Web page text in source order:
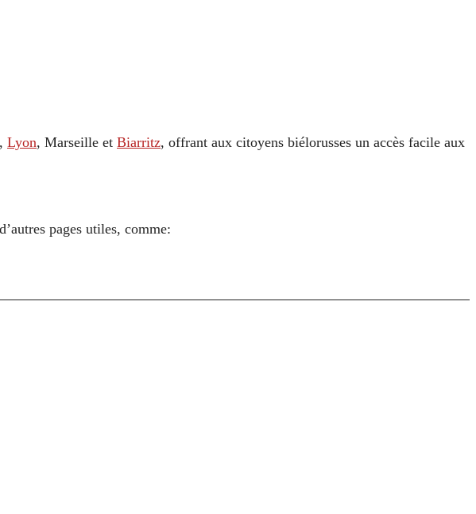
, Lyon, Marseille et Biarritz, offrant aux citoyens biélorusses un accès facile aux
pages utiles, comme: